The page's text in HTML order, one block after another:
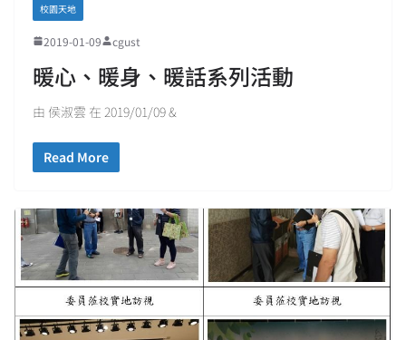
校園天地
2019-01-09 cgust
暖心、暖身、暖話系列活動
由 侯淑雲 在 2019/01/09 &
Read More